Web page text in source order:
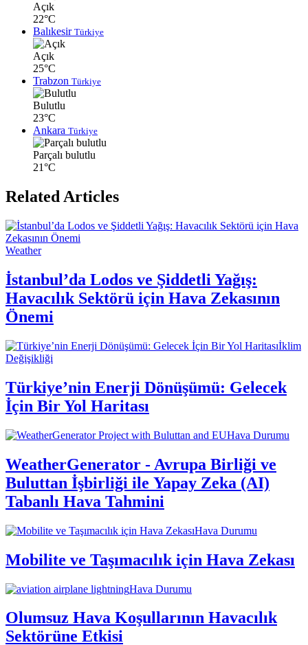
Açık
22°C
Balıkesir Türkiye
Açık
25°C
Trabzon Türkiye
Bulutlu
23°C
Ankara Türkiye
Parçalı bulutlu
21°C
Related Articles
Weather
İstanbul’da Lodos ve Şiddetli Yağış:
Havacılık Sektörü için Hava Zekasının
Önemi
İklim
Değişikliği
Türkiye’nin Enerji Dönüşümü: Gelecek
İçin Bir Yol Haritası
Hava Durumu
WeatherGenerator - Avrupa Birliği ve
Buluttan İşbirliği ile Yapay Zeka (AI)
Tabanlı Hava Tahmini
Hava Durumu
Mobilite ve Taşımacılık için Hava Zekası
Hava Durumu
Olumsuz Hava Koşullarının Havacılık
Sektörüne Etkisi